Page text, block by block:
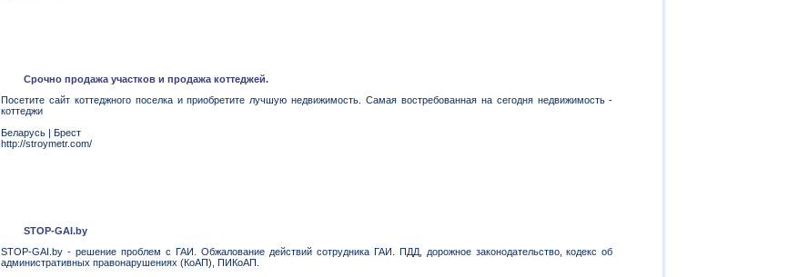
Срочно продажа участков и продажа коттеджей.
Посетите сайт коттеджного поселка и приобретите лучшую недвижимость. Самая востребованная на сегодня недвижимость -
коттеджи
Беларусь | Брест
http://stroymetr.com/
STOP-GAI.by
STOP-GAI.by - решение проблем с ГАИ. Обжалование действий сотрудника ГАИ. ПДД, дорожное законодательство, кодекс об
административных правонарушениях (КоАП), ПИКоАП.